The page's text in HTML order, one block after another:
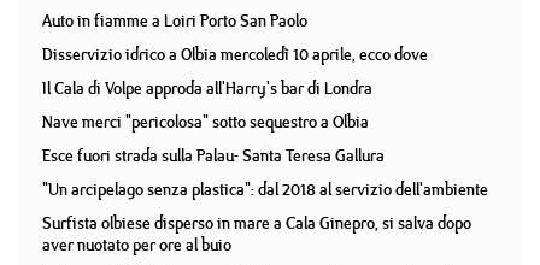
Auto in fiamme a Loiri Porto San Paolo
Disservizio idrico a Olbia mercoledì 10 aprile, ecco dove
Il Cala di Volpe approda all'Harry's bar di Londra
Nave merci "pericolosa" sotto sequestro a Olbia
Esce fuori strada sulla Palau- Santa Teresa Gallura
"Un arcipelago senza plastica": dal 2018 al servizio dell'ambiente
Surfista olbiese disperso in mare a Cala Ginepro, si salva dopo
aver nuotato per ore al buio